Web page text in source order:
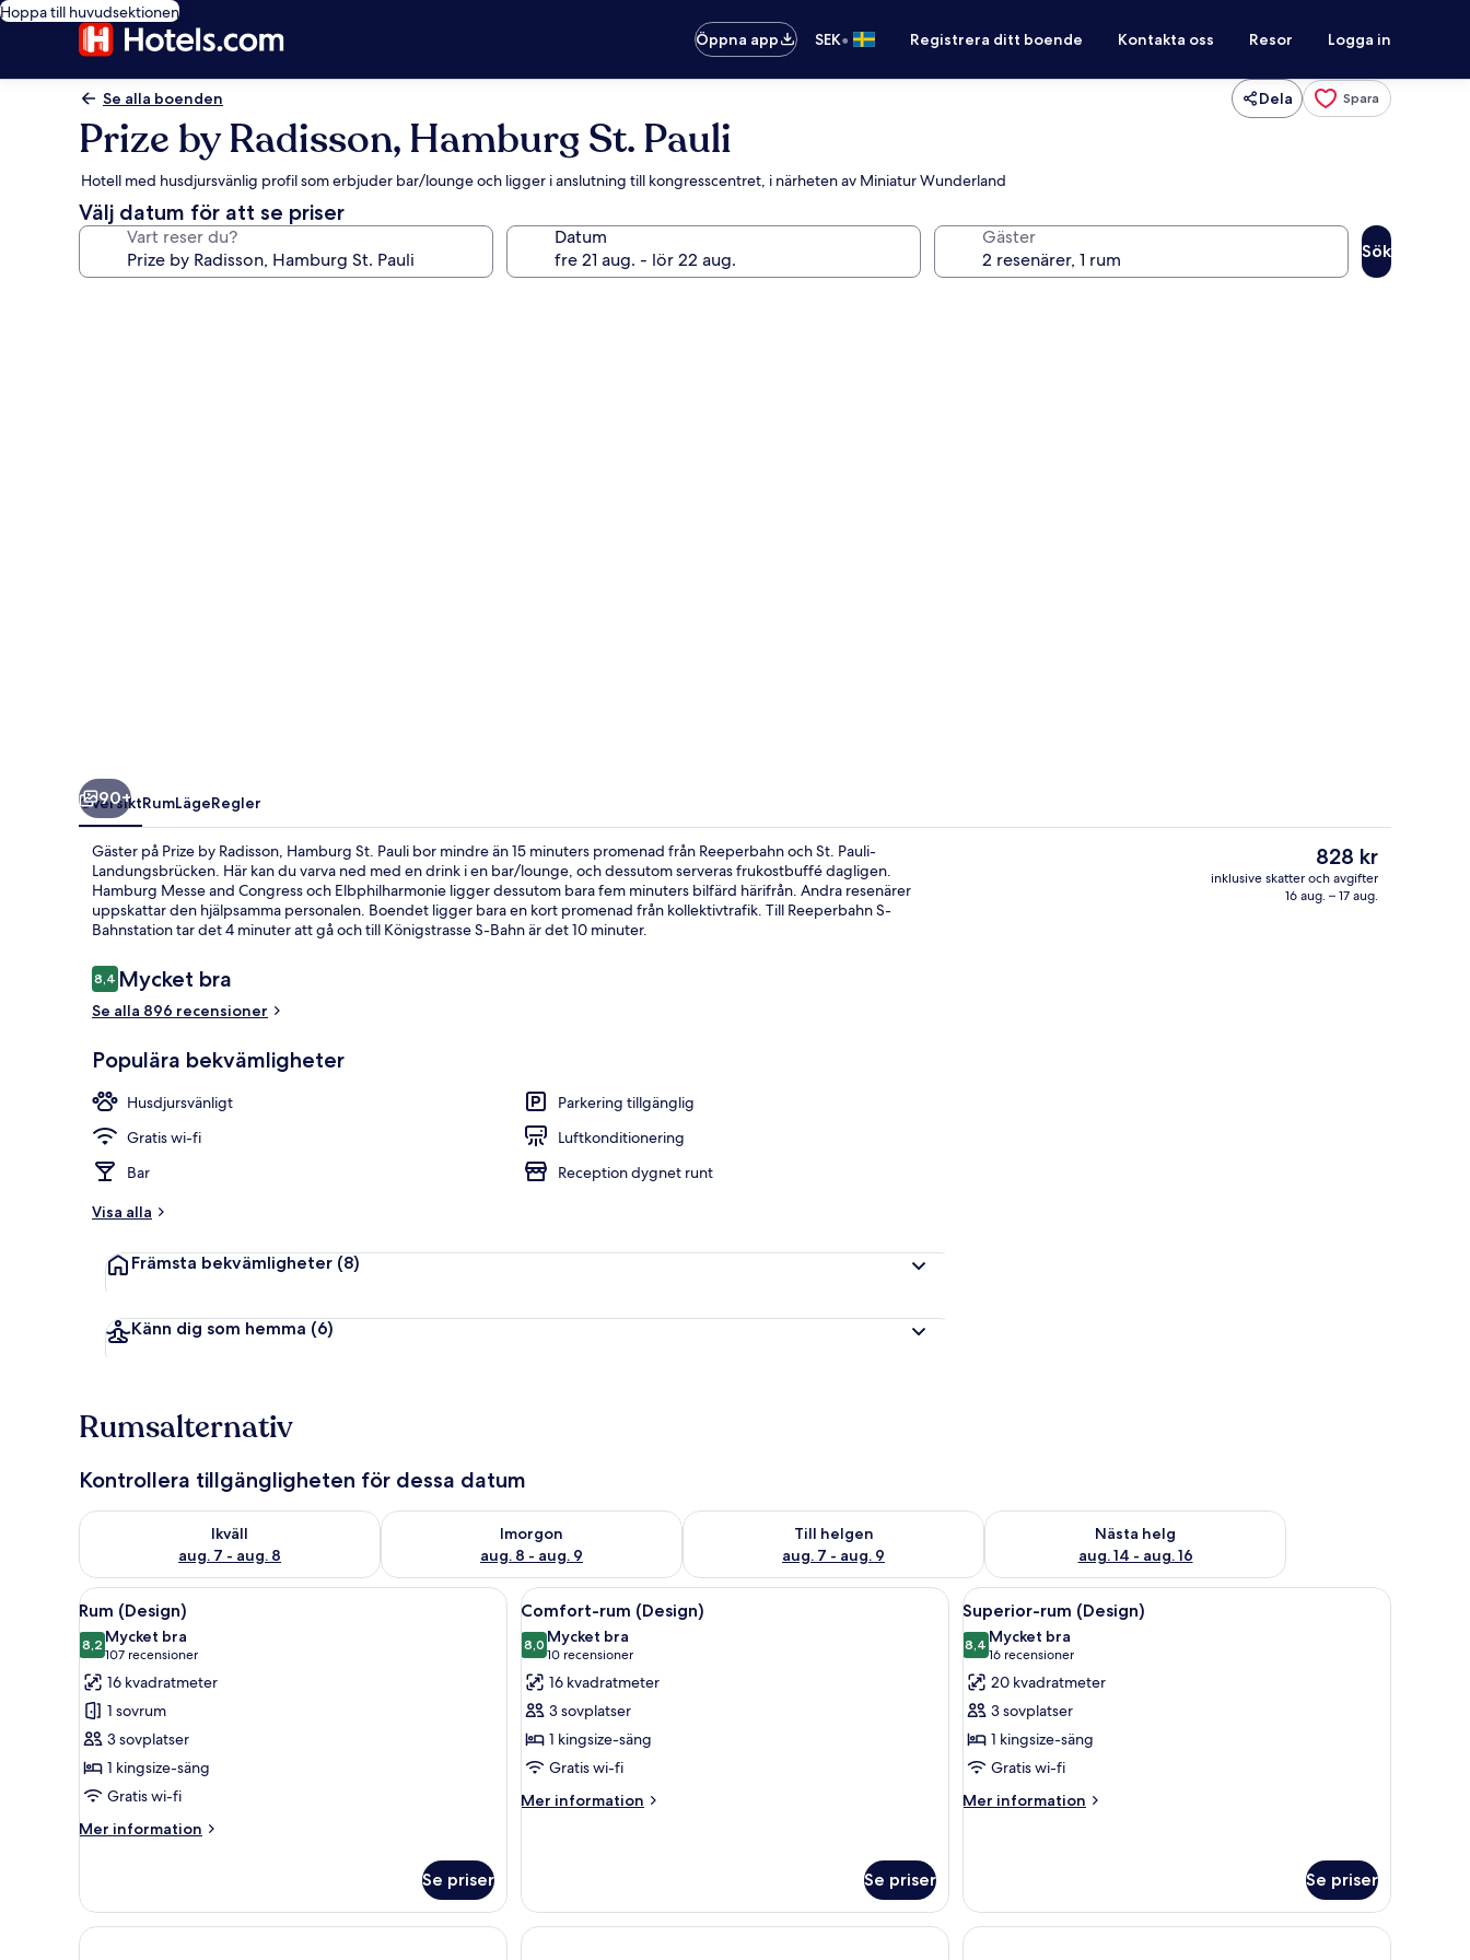
Hoppa till huvudsektionen
Öppna app
SEK• Registrera ditt boende Kontakta oss Resor Logga in
Se alla boenden Dela Spara
Prize by Radisson, Hamburg St. Pauli
Hotell med husdjursvänlig profil som erbjuder bar/lounge och ligger i anslutning till kongresscentret, i närheten av Miniatur Wunderland
Välj datum för att se priser
Vart reser du? Datum Gäster
Sök
Superior-rum (Design) | Allergitestade sängkläder, skrivbord och arbetsyta för laptop
Bar (på boendet)
90+
ÖversiktRumLägeRegler
Gäster på Prize by Radisson, Hamburg St. Pauli bor mindre än 15 minuters promenad från Reeperbahn och St. Pauli-
Landungsbrücken. Här kan du varva ned med en drink i en bar/lounge, och dessutom serveras frukostbuffé dagligen.
Hamburg Messe and Congress och Elbphilharmonie ligger dessutom bara fem minuters bilfärd härifrån. Andra resenärer
uppskattar den hjälpsamma personalen. Boendet ligger bara en kort promenad från kollektivtrafik. Till Reeperbahn S-
Bahnstation tar det 4 minuter att gå och till Königstrasse S-Bahn är det 10 minuter.
Recensioner
8,48,4 av 10,
Mycket bra
Se alla 896 recensioner
Populära bekvämligheter
Husdjursvänligt
Parkering tillgänglig
Gratis wi-fi
Luftkonditionering
Bar
Reception dygnet runt
Visa alla
Främsta bekvämligheter (8)
Känn dig som hemma (6)
Det
nuvarande
priset
828 kr
inklusive skatter och avgifter
16 aug. – 17 aug.
Rumsalternativ
Kontrollera tillgängligheten för dessa datum
Ikväll
aug. 7 - aug. 8
Kontrollera tillgängligheten för ikväll aug. 7 - aug. 8
Imorgon
aug. 8 - aug. 9
Kontrollera tillgängligheten för imorgon aug. 8 - aug. 9
Till helgen
aug. 7 - aug. 9
Kontrollera tillgängligheten för den här helgen aug. 7 - aug. 9
Nästa helg
aug. 14 - aug. 16
Kontrollera tillgängligheten för nästa helg aug. 14 - aug. 16
Öppna
alla
foton
för
Rum
(Design)
Ett modernt hotellrum med en unik väggdesign, en säng, en resväska och en stol.
15
Rum (Design)
8,28,2 av 10
Mycket bra
107 recensioner
(107 recensioner)
16 kvadratmeter
1 sovrum
3 sovplatser
1 kingsize-säng
Gratis wi-fi
Mer information
Mer
(Design)
Se priser
Öppna
alla
foton
för
Comfort-
rum
(Design)
Ett modernt hotellrum med en stor säng, ett skrivbord och en stol.
17
Comfort-rum (Design)
8,08,0 av 10
Mycket bra
10 recensioner
(10 recensioner)
16 kvadratmeter
3 sovplatser
1 kingsize-säng
Gratis wi-fi
Mer information
Mer
(Design)
Se priser
Öppna
alla
foton
för
Superior-
rum
(Design)
Ett modernt hotellrum med en säng, ett
13
Superior-rum (Design)
8,48,4 av 10
Mycket bra
16 recensioner
(16 recensioner)
20 kvadratmeter
3 sovplatser
1 kingsize-säng
Gratis wi-fi
Mer information
Mer
(Design)
Se priser